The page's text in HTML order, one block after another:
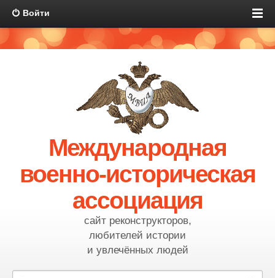
Войти
Международная
военно-историческая
ассоциация
сайт реконструкторов,
любителей истории
и увлечённых людей